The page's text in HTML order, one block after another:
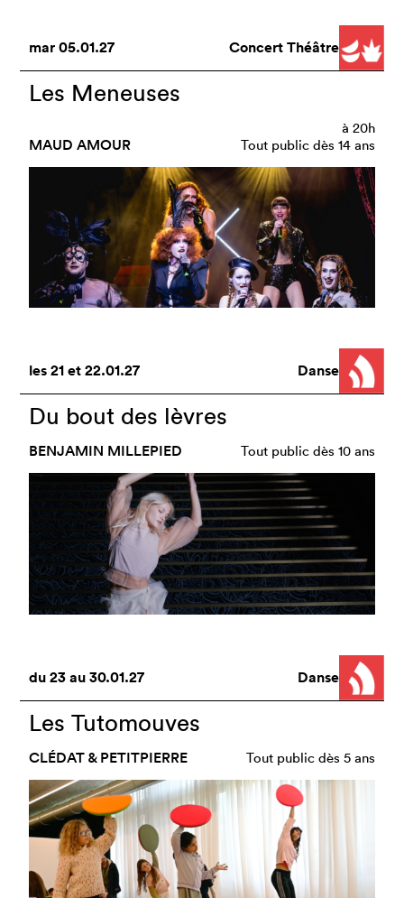
mar05.01.27 Concert Théâtre
Les Meneuses
MAUD AMOUR
à 20h
Tout public dès 14 ans
les21et22.01.27 Danse
Du bout des lèvres
BENJAMIN MILLEPIED Tout public dès 10 ans
du23au30.01.27 Danse
Les Tutomouves
CLÉDAT & PETITPIERRE Tout public dès 5 ans